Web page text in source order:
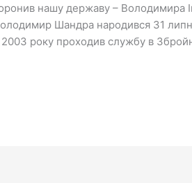
нашу державу – Володимира
Шандра народився 31
2003 року проходив службу в